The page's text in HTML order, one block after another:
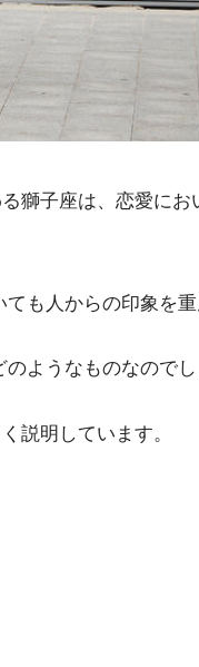
獅子座は、恋愛にお
も人からの印象を重
ようなものなのでし
説明しています。